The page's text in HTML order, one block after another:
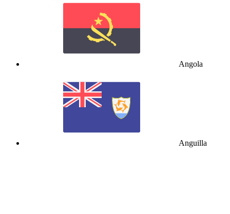
Angola
Anguilla